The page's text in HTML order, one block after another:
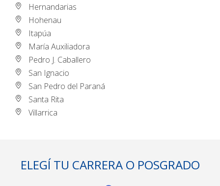
Hernandarias
Hohenau
Itapúa
María Auxiliadora
Pedro J. Caballero
San Ignacio
San Pedro del Paraná
Santa Rita
Villarrica
ELEGÍ TU CARRERA O POSGRADO